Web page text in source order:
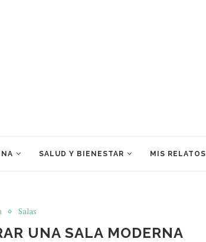
SALUD Y BIENESTAR MIS RELATOS
Salas
UNA SALA MODERNA